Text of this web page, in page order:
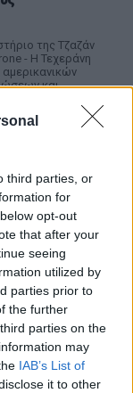
third parties, or
for
opt-out
that after your
seeing
utilized by
parties prior to
the further
parties on the
may
IAB’s List of
it to other
της Τζαζάν
- Η Τεχεράνη
και
του
τη Μήλο που
μίλησε στον
είδε στην
Βοτανικό:
έχει και
Δανιήλ, που